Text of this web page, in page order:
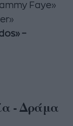
Faye»
–
- Δράμα